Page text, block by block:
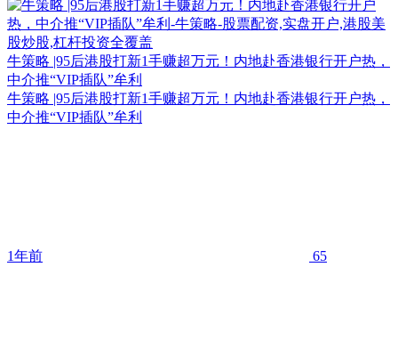
牛策略 |95后港股打新1手赚超万元！内地赴香港银行开户热，
中介推“VIP插队”牟利
牛策略 |95后港股打新1手赚超万元！内地赴香港银行开户热，
中介推“VIP插队”牟利
1年前 65